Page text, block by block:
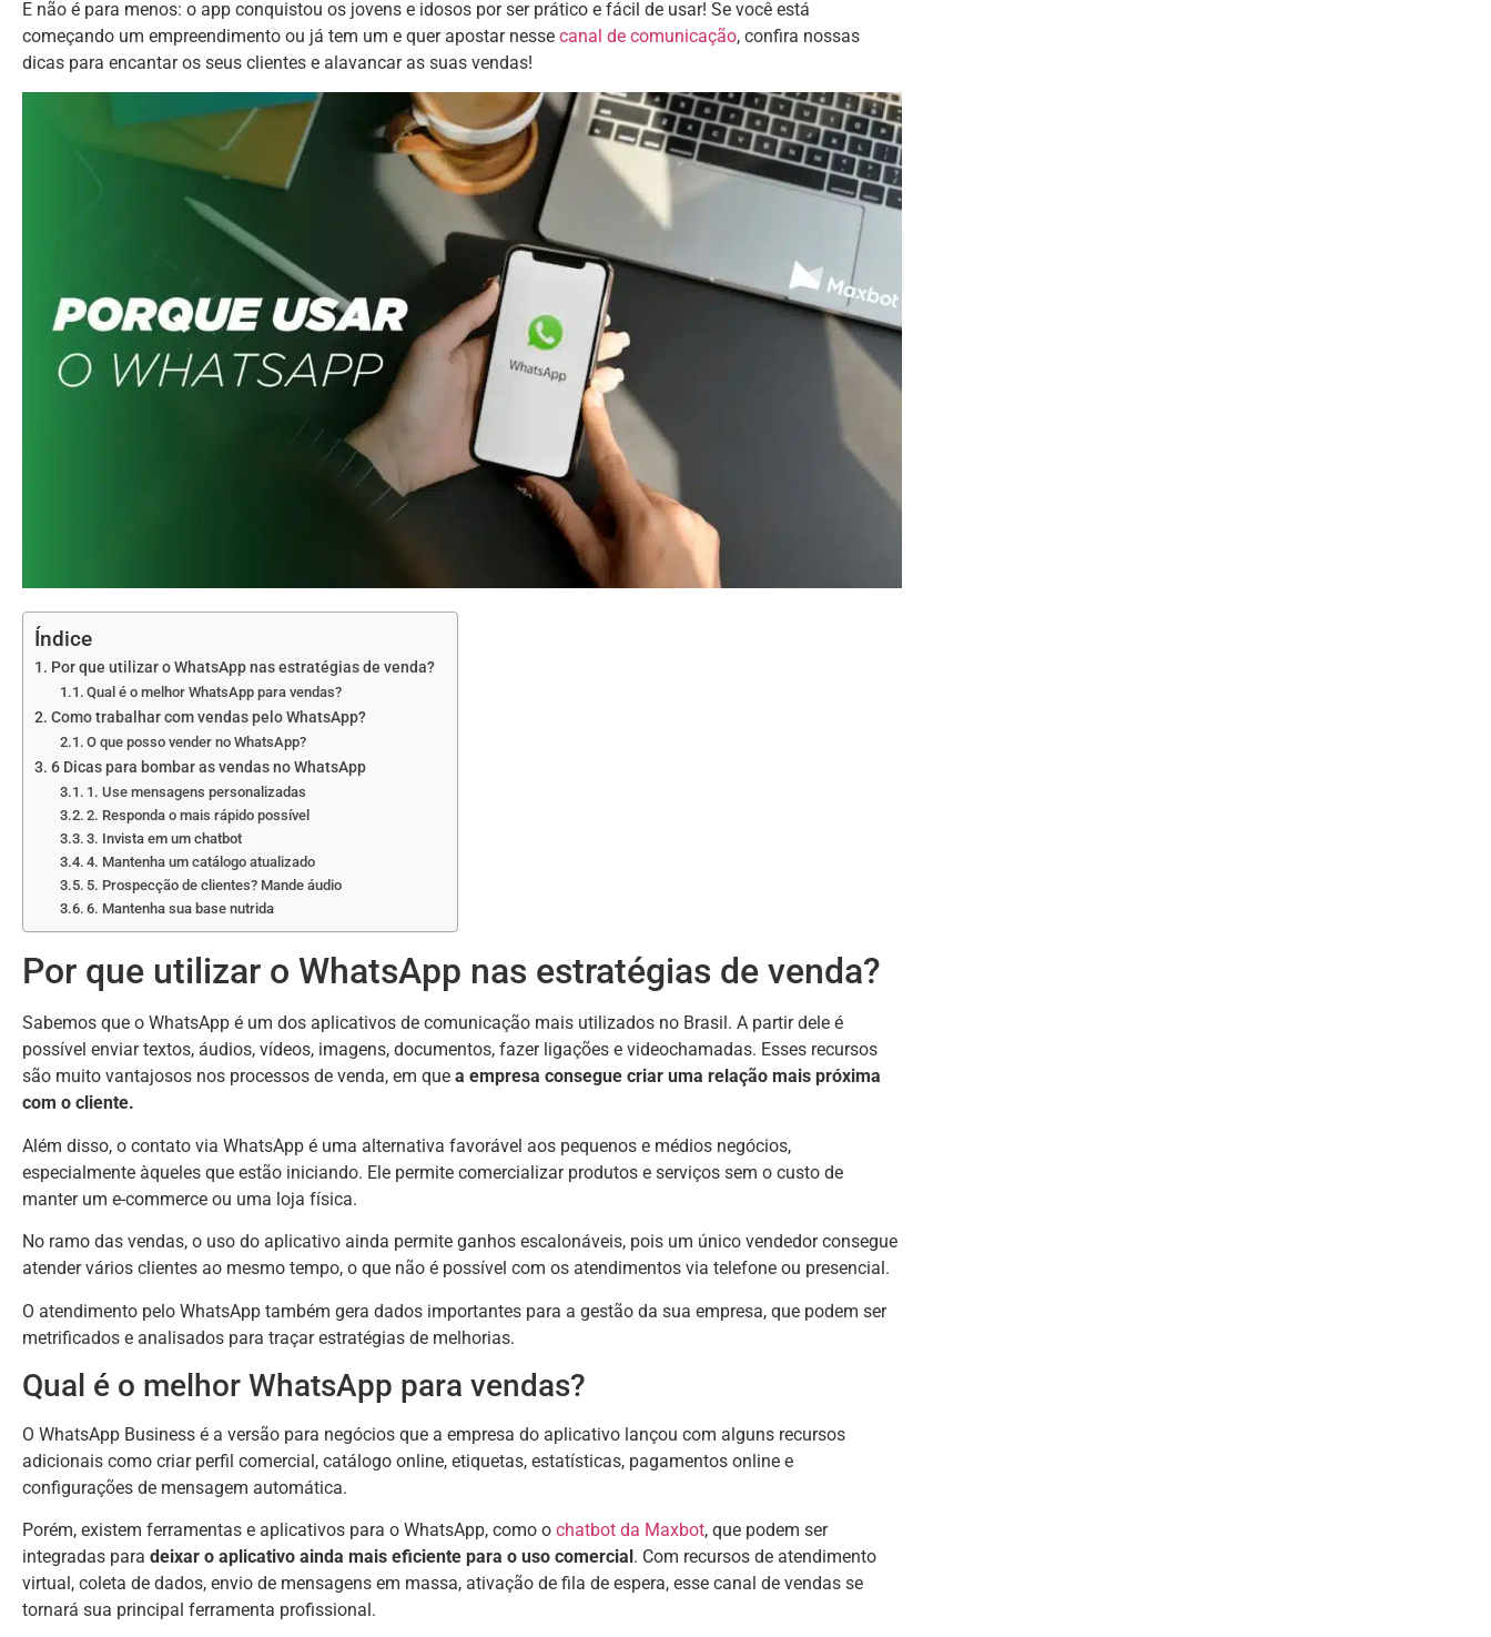
E não é para menos: o app conquistou os jovens e idosos por ser prático e fácil de usar! Se você está
começando um empreendimento ou já tem um e quer apostar nesse canal de comunicação, confira nossas
dicas para encantar os seus clientes e alavancar as suas vendas!
Índice
Por que utilizar o WhatsApp nas estratégias de venda?
Qual é o melhor WhatsApp para vendas?
Como trabalhar com vendas pelo WhatsApp?
O que posso vender no WhatsApp?
6 Dicas para bombar as vendas no WhatsApp
1. Use mensagens personalizadas
2. Responda o mais rápido possível
3. Invista em um chatbot
4. Mantenha um catálogo atualizado
5. Prospecção de clientes? Mande áudio
6. Mantenha sua base nutrida
Por que utilizar o WhatsApp nas estratégias de venda?
Sabemos que o WhatsApp é um dos aplicativos de comunicação mais utilizados no Brasil. A partir dele é
possível enviar textos, áudios, vídeos, imagens, documentos, fazer ligações e videochamadas. Esses recursos
são muito vantajosos nos processos de venda, em que a empresa consegue criar uma relação mais próxima
com o cliente.
Além disso, o contato via WhatsApp é uma alternativa favorável aos pequenos e médios negócios,
especialmente àqueles que estão iniciando. Ele permite comercializar produtos e serviços sem o custo de
manter um e-commerce ou uma loja física.
No ramo das vendas, o uso do aplicativo ainda permite ganhos escalonáveis, pois um único vendedor consegue
atender vários clientes ao mesmo tempo, o que não é possível com os atendimentos via telefone ou presencial.
O atendimento pelo WhatsApp também gera dados importantes para a gestão da sua empresa, que podem ser
metrificados e analisados para traçar estratégias de melhorias.
Qual é o melhor WhatsApp para vendas?
O WhatsApp Business é a versão para negócios que a empresa do aplicativo lançou com alguns recursos
adicionais como criar perfil comercial, catálogo online, etiquetas, estatísticas, pagamentos online e
configurações de mensagem automática.
Porém, existem ferramentas e aplicativos para o WhatsApp, como o chatbot da Maxbot, que podem ser
integradas para deixar o aplicativo ainda mais eficiente para o uso comercial . Com recursos de atendimento
virtual, coleta de dados, envio de mensagens em massa, ativação de fila de espera, esse canal de vendas se
tornará sua principal ferramenta profissional.